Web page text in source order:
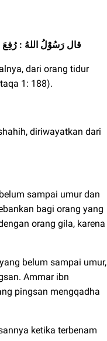
قال رَسُوْلُ اللهُ : رُفِعَ
dari orang tidur
1: 188).
diriwayatkan dari
sampai umur dan
bagi orang yang
orang gila, karena
belum sampai umur,
Ammar ibn
pingsan mengqadha
ketika terbenam